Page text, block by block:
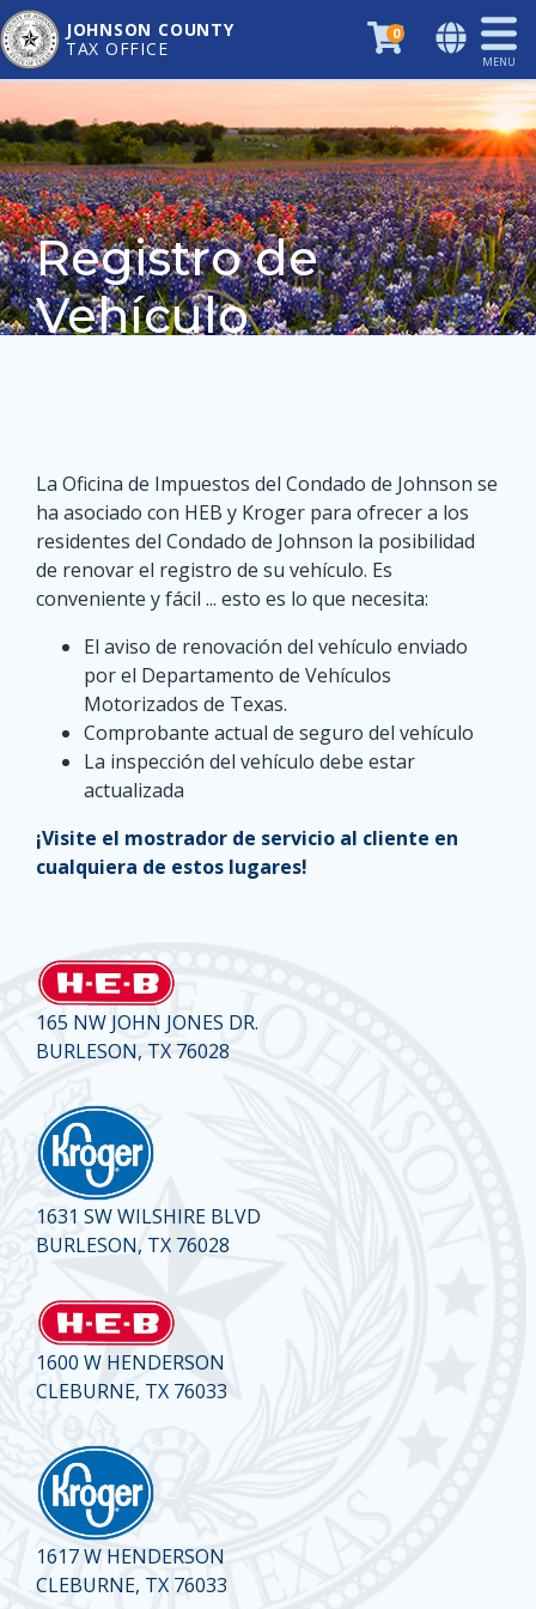
JOHNSON COUNTY
TAX OFFICE
0
MENU
Registro de
Vehículo
La Oficina de Impuestos del Condado de Johnson se
ha asociado con HEB y Kroger para ofrecer a los
residentes del Condado de Johnson la posibilidad
de renovar el registro de su vehículo. Es
conveniente y fácil ... esto es lo que necesita:
El aviso de renovación del vehículo enviado
por el Departamento de Vehículos
Motorizados de Texas.
Comprobante actual de seguro del vehículo
La inspección del vehículo debe estar
actualizada
¡Visite el mostrador de servicio al cliente en
cualquiera de estos lugares!
165 NW JOHN JONES DR.
BURLESON, TX 76028
1631 SW WILSHIRE BLVD
BURLESON, TX 76028
1600 W HENDERSON
CLEBURNE, TX 76033
1617 W HENDERSON
CLEBURNE, TX 76033